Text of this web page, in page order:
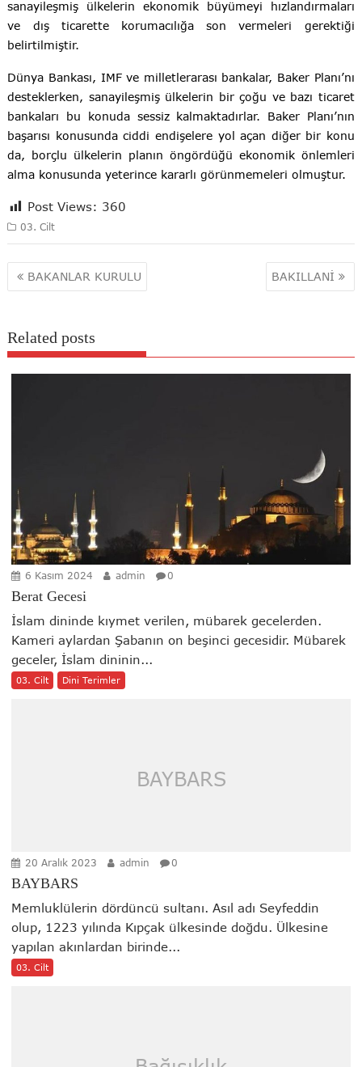
sanayileşmiş ülkelerin ekonomik büyümeyi hızlandırmaları
ve dış ticarette korumacılığa son vermeleri gerektiği
belirtilmiştir.
Dünya Bankası, IMF ve milletlerarası bankalar, Baker Planı’nı
desteklerken, sanayileşmiş ülkelerin bir çoğu ve bazı ticaret
bankaları bu konuda sessiz kalmaktadırlar. Baker Planı’nın
başarısı konusunda ciddi endişelere yol açan diğer bir konu
da, borçlu ülkelerin planın öngördüğü ekonomik önlemleri
alma konusunda yeterince kararlı görünmemeleri olmuştur.
Post Views: 360
03. Cilt
Yazı
gezinmesi
BAKANLAR KURULU BAKILLANİ
Related posts
6 Kasım 2024 admin 0
Berat Gecesi
İslam dininde kıymet verilen, mübarek gecelerden.
Kameri aylardan Şabanın on beşinci gecesidir. Mübarek
geceler, İslam dininin...
03. Cilt Dini Terimler
BAYBARS
20 Aralık 2023 admin 0
BAYBARS
Memluklülerin dördüncü sultanı. Asıl adı Seyfeddin
olup, 1223 yılında Kıpçak ülkesinde doğdu. Ülkesine
yapılan akınlardan birinde...
03. Cilt